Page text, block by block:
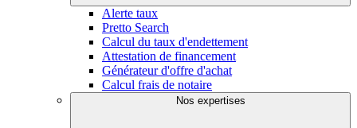
Alerte taux
Pretto Search
Calcul du taux d'endettement
Attestation de financement
Générateur d'offre d'achat
Calcul frais de notaire
Nos expertises